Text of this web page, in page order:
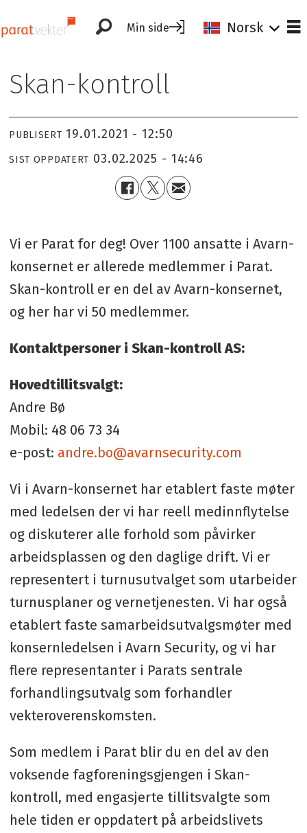
Min side Norsk
Skan-kontroll
PUBLISERT 19.01.2021 - 12:50
SIST OPPDATERT 03.02.2025 - 14:46
Vi er Parat for deg! Over 1100 ansatte i Avarn-
konsernet er allerede medlemmer i Parat.
Skan-kontroll er en del av Avarn-konsernet,
og her har vi 50 medlemmer.
Kontaktpersoner i Skan-kontroll AS:
Hovedtillitsvalgt:
Andre Bø
Mobil: 48 06 73 34
e-post: andre.bo@avarnsecurity.com
Vi i Avarn-konsernet har etablert faste møter
med ledelsen der vi har reell medinnflytelse
og diskuterer alle forhold som påvirker
arbeidsplassen og den daglige drift. Vi er
representert i turnusutvalget som utarbeider
turnusplaner og vernetjenesten. Vi har også
etablert faste samarbeidsutvalgsmøter med
konsernledelsen i Avarn Security, og vi har
flere representanter i Parats sentrale
forhandlingsutvalg som forhandler
vekteroverenskomsten.
Som medlem i Parat blir du en del av den
voksende fagforeningsgjengen i Skan-
kontroll, med engasjerte tillitsvalgte som
hele tiden er oppdatert på arbeidslivets